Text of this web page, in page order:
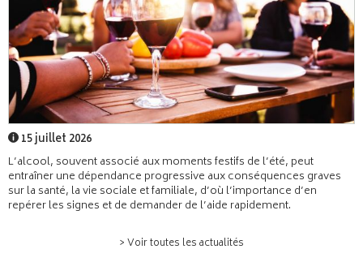
15 juillet 2026
L’alcool, souvent associé aux moments festifs de l’été, peut
entraîner une dépendance progressive aux conséquences graves
sur la santé, la vie sociale et familiale, d’où l’importance d’en
repérer les signes et de demander de l’aide rapidement.
> Voir toutes les actualités